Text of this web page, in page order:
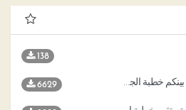
138
تراحموا وانشروا الرحمة بينكم خطبة الجمعة 6629